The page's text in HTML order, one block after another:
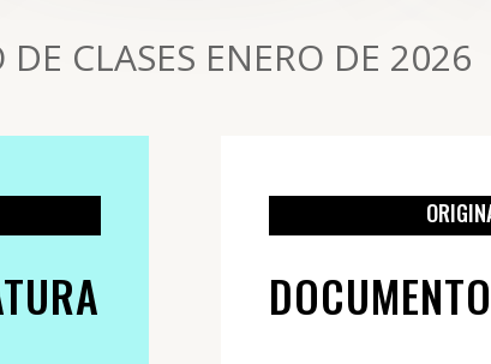
DE CLASES ENERO DE 2026